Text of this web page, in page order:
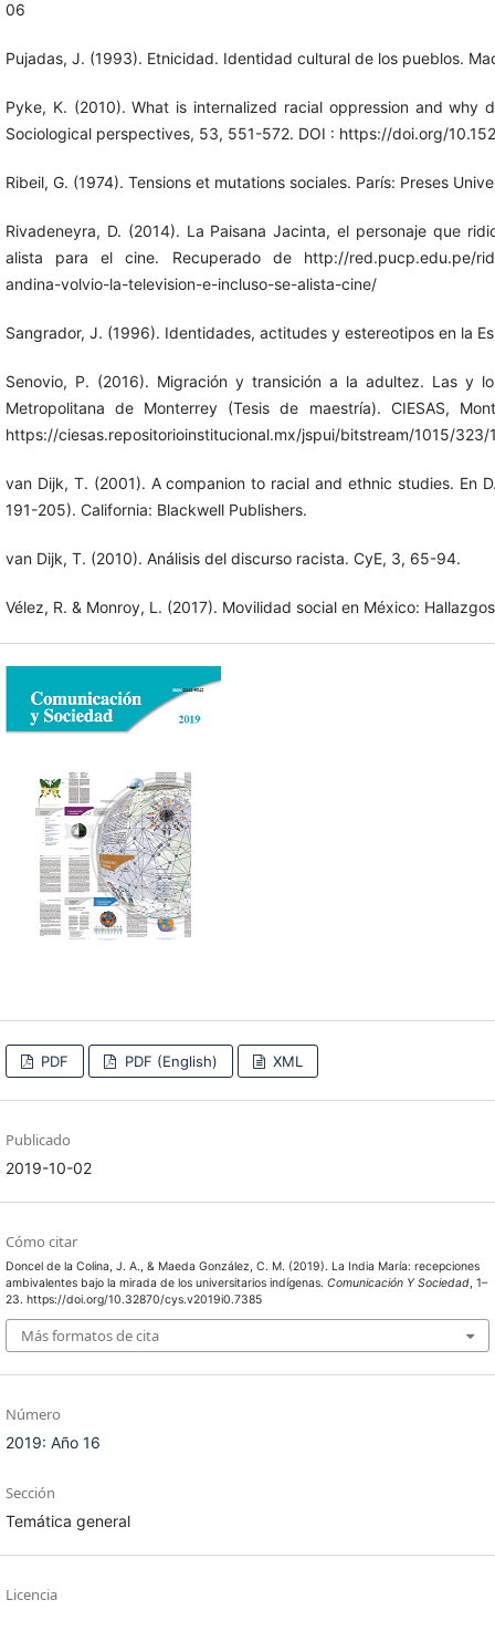
06
Pujadas, J. (1993). Etnicidad. Identidad cultural de los pueblos.
Pyke, K. (2010). What is internalized racial oppression and why
Sociological perspectives, 53, 551-572. DOI : https://doi.org/
Ribeil, G. (1974). Tensions et mutations sociales. París: Preses
Rivadeneyra, D. (2014). La Paisana Jacinta, el personaje que
alista para el cine. Recuperado de http://red.pucp.edu.pe/
andina-volvio-la-television-e-incluso-se-alista-cine/
Sangrador, J. (1996). Identidades, actitudes y estereotipos en la
Senovio, P. (2016). Migración y transición a la adultez. Las y
Metropolitana de Monterrey (Tesis de maestría). CIESAS,
https://ciesas.repositorioinstitucional.mx/jspui/bitstream/1015/323/
van Dijk, T. (2001). A companion to racial and ethnic studies. En
191-205). California: Blackwell Publishers.
van Dijk, T. (2010). Análisis del discurso racista. CyE, 3, 65-94.
Vélez, R. & Monroy, L. (2017). Movilidad social en México:
PDF PDF (English) XML
Publicado
2019-10-02
Cómo citar
Doncel de la Colina, J. A., & Maeda González, C. M. (2019). La India María: recepciones
ambivalentes bajo la mirada de los universitarios indígenas. Comunicación Y Sociedad, 1–
23. https://doi.org/10.32870/cys.v2019i0.7385
Más formatos de cita
Número
2019: Año 16
Sección
Temática general
Licencia